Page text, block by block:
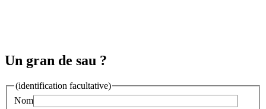
Un gran de sau ?
(identification facultative)
Nom